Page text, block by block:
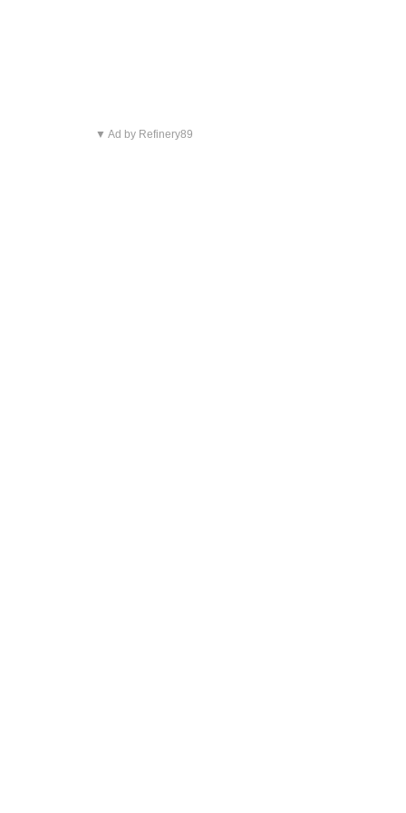
▼ Ad by Refinery89